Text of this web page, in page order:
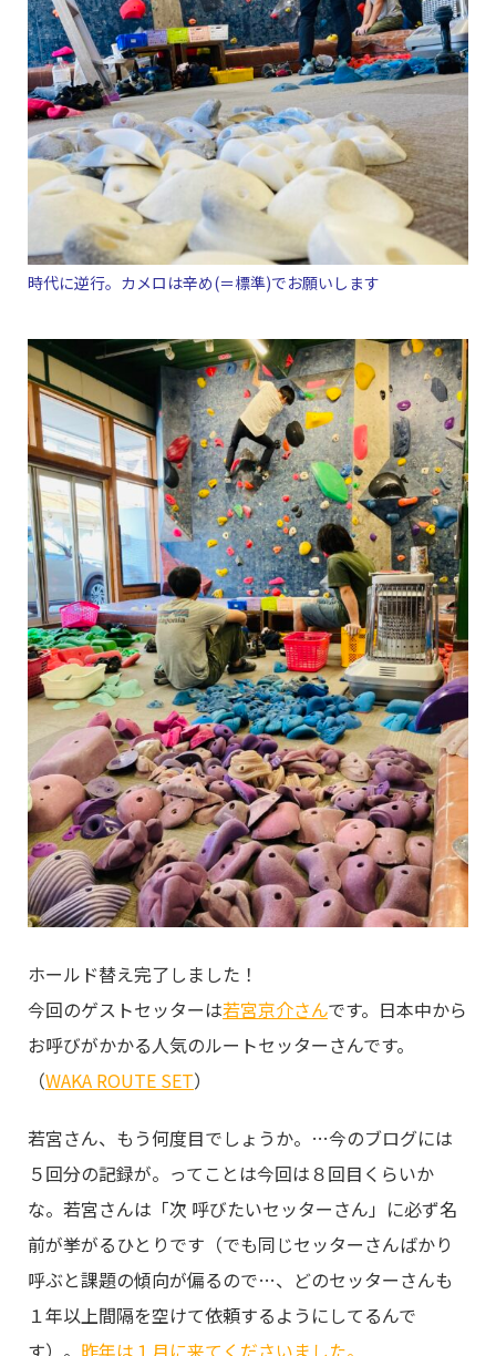
時代に逆行。カメロは辛め(＝標準)でお願いします
ホールド替え完了しました！
今回のゲストセッターは若宮京介さんです。日本中から
お呼びがかかる人気のルートセッターさんです。
（WAKA ROUTE SET）
若宮さん、もう何度目でしょうか。…今のブログには
５回分の記録が。ってことは今回は８回目くらいか
な。若宮さんは「次 呼びたいセッターさん」に必ず名
前が挙がるひとりです（でも同じセッターさんばかり
呼ぶと課題の傾向が偏るので…、どのセッターさんも
１年以上間隔を空けて依頼するようにしてるんで